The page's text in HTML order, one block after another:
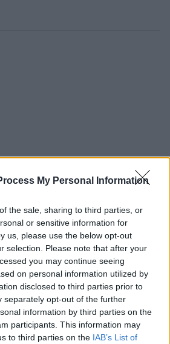
My Personal Information
the sale, sharing to third parties, or
or sensitive information for
us, please use the below opt-out
selection. Please note that after your
you may continue seeing
on personal information utilized by
disclosed to third parties prior to
separately opt-out of the further
information by third parties on the
participants. This information may
to third parties on the IAB’s List of